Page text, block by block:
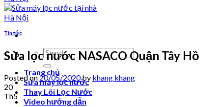
Search
for:
Trang chủ
Sửa máy lọc nước
Thay Lõi Lọc Nước
Video hướng dẫn
Tin tức
Sửa lọc nước NASACO Quận Tây Hồ
Posted on20/05/2020by khang khang
20
Th5